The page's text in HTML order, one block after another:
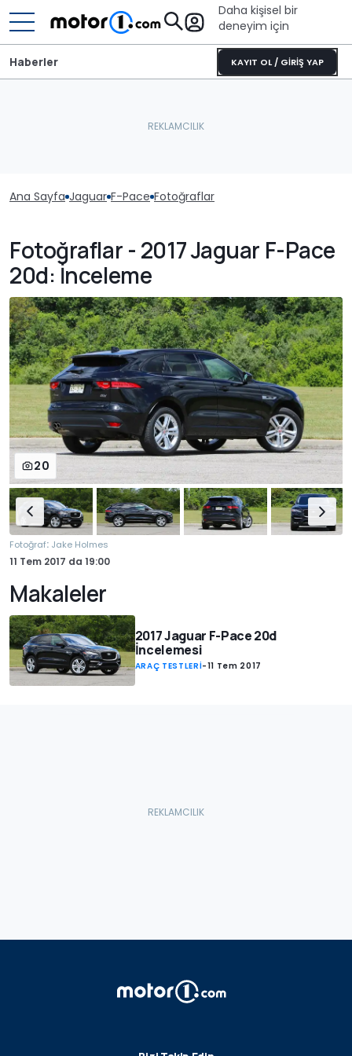
Daha kişisel bir
deneyim için
KAYIT OL / GİRİŞ YAP
Haberler
Ana Sayfa Jaguar F-Pace Fotoğraflar
Fotoğraflar - 2017 Jaguar F-Pace
20d: İnceleme
20
Fotoğraf: Jake Holmes
11 Tem 2017 da 19:00
Makaleler
2017 Jaguar F-Pace 20d
İncelemesi
ARAÇ TESTLERİ-11 Tem 2017